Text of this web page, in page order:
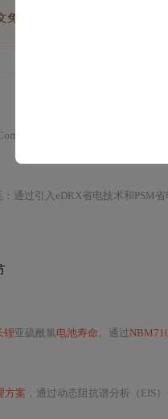
免费学
M3核心，具备低功耗、低成
通过引入eDRX省电技术和PSM省
锂亚硫酰氯电池寿命。通过
方案 ，通过动态阻抗谱分析（EIS）、SOH评估模型